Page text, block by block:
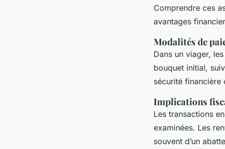
Comprendre ces
avantages
Modalités de
Dans un viager, les
bouquet initial,
sécurité financière
Implications
Les transactions
examinées. Les
souvent d’un